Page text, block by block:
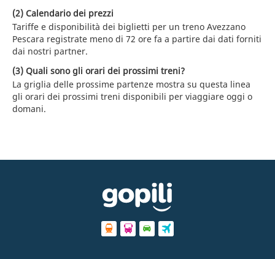
(2) Calendario dei prezzi
Tariffe e disponibilità dei biglietti per un treno Avezzano
Pescara registrate meno di 72 ore fa a partire dai dati forniti
dai nostri partner.
(3) Quali sono gli orari dei prossimi treni?
La griglia delle prossime partenze mostra su questa linea
gli orari dei prossimi treni disponibili per viaggiare oggi o
domani.